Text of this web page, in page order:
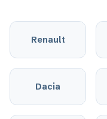
Renault
Dacia